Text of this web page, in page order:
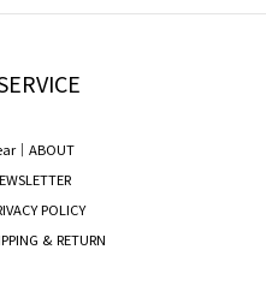
｜ABOUT
POLICY
& RETURN